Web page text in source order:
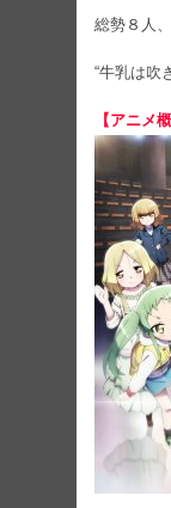
総勢８人
“牛乳は吹
【アニメ